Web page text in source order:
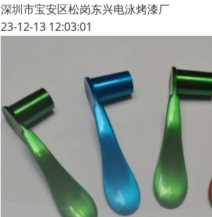
深圳市宝安区松岗东兴电泳烤漆厂
23-12-13 12:03:01